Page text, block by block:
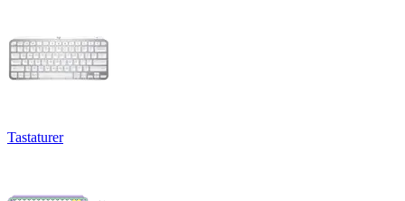
Tastaturer